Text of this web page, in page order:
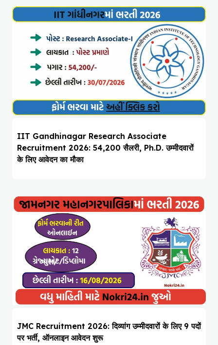
IIT Gandhinagar Research Associate
Recruitment 2026: ₹54,200 सैलरी, Ph.D. उम्मीदवारों
के लिए आवेदन का मौका
JMC Recruitment 2026: दिव्यांग उम्मीदवारों के लिए 9 पदों
पर भर्ती, ऑनलाइन आवेदन शुरू